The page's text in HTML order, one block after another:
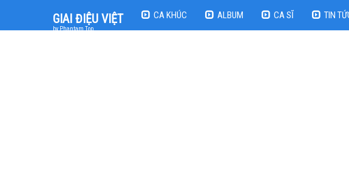
GIAI ĐIỆU VIỆT
by Phantam Top
CA KHÚC ALBUM CA SĨ TIN